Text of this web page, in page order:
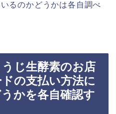
るのかどうかは各自調べ
じ生酵素のお店
の支払い方法に
かを各自確認す